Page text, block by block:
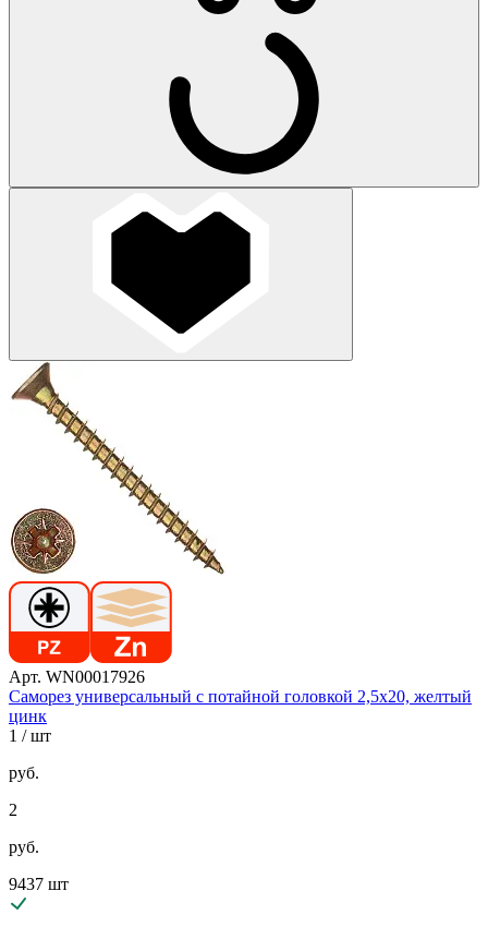
Арт. WN00017926
Саморез универсальный с потайной головкой 2,5х20, желтый
цинк
1 / шт
руб.
2
руб.
9437 шт